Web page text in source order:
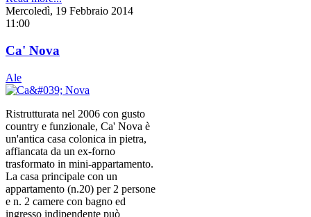
Mercoledì, 19 Febbraio 2014
11:00
Ca' Nova
Ale
Ristrutturata nel 2006 con gusto
country e funzionale, Ca' Nova è
un'antica casa colonica in pietra,
affiancata da un ex-forno
trasformato in mini-appartamento.
La casa principale con un
appartamento (n.20) per 2 persone
e n. 2 camere con bagno ed
ingresso indipendente può